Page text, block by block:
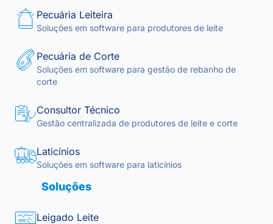
Pecuária Leiteira
Soluções em software para produtores de leite
Pecuária de Corte
Soluções em software para gestão de rebanho de
corte
Consultor Técnico
Gestão centralizada de produtores de leite e corte
Laticínios
Soluções em software para laticínios
Soluções
Leigado Leite